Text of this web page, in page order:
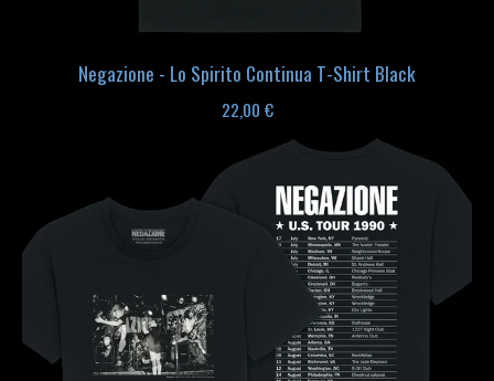
Negazione - Lo Spirito Continua T-Shirt Black
22,00 €